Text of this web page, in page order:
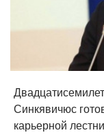
Синкявичюс
карьерной